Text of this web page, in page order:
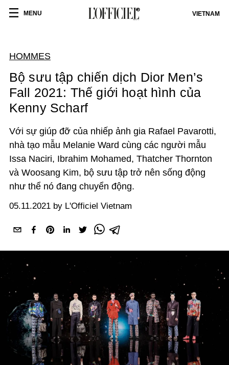
MENU VIETNAM
HOMMES
Bộ sưu tập chiến dịch Dior Men’s
Fall 2021: Thế giới hoạt hình của
Kenny Scharf
Với sự giúp đỡ của nhiếp ảnh gia Rafael Pavarotti,
nhà tạo mẫu Melanie Ward cùng các người mẫu
Issa Naciri, Ibrahim Mohamed, Thatcher Thornton
và Woosang Kim, bộ sưu tập trở nên sống động
như thể nó đang chuyển động.
05.11.2021 by L'Officiel Vietnam